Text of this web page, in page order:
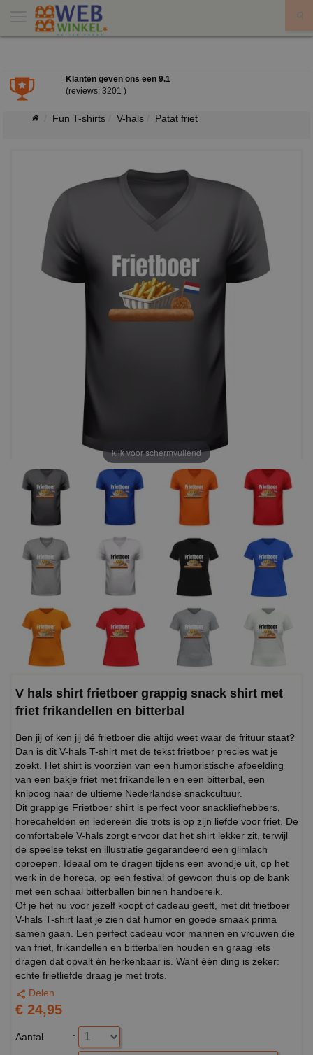
Klanten geven ons een 9.1
(reviews: 3201 )
Fun T-shirts V-hals Patat friet
klik voor schermvullend
V hals shirt frietboer grappig snack shirt met
friet frikandellen en bitterbal
Ben jij of ken jij dé frietboer die altijd weet waar de frituur staat?
Dan is dit V-hals T-shirt met de tekst frietboer precies wat je
zoekt. Het shirt is voorzien van een humoristische afbeelding
van een bakje friet met frikandellen en een bitterbal, een
knipoog naar de ultieme Nederlandse snackcultuur.
Dit grappige Frietboer shirt is perfect voor snackliefhebbers,
horecahelden en iedereen die trots is op zijn liefde voor friet. De
comfortabele V-hals zorgt ervoor dat het shirt lekker zit, terwijl
de speelse tekst en illustratie gegarandeerd een glimlach
oproepen. Ideaal om te dragen tijdens een avondje uit, op het
werk in de horeca, op een festival of gewoon thuis op de bank
met een schaal bitterballen binnen handbereik.
Of je het nu voor jezelf koopt of cadeau geeft, met dit frietboer
V-hals T-shirt laat je zien dat humor en goede smaak prima
samen gaan. Een perfect cadeau voor mannen en vrouwen die
van friet, frikandellen en bitterballen houden en graag iets
dragen dat opvalt én herkenbaar is. Want één ding is zeker:
echte frietliefde draag je met trots.
Delen
€ 24,95
Aantal :